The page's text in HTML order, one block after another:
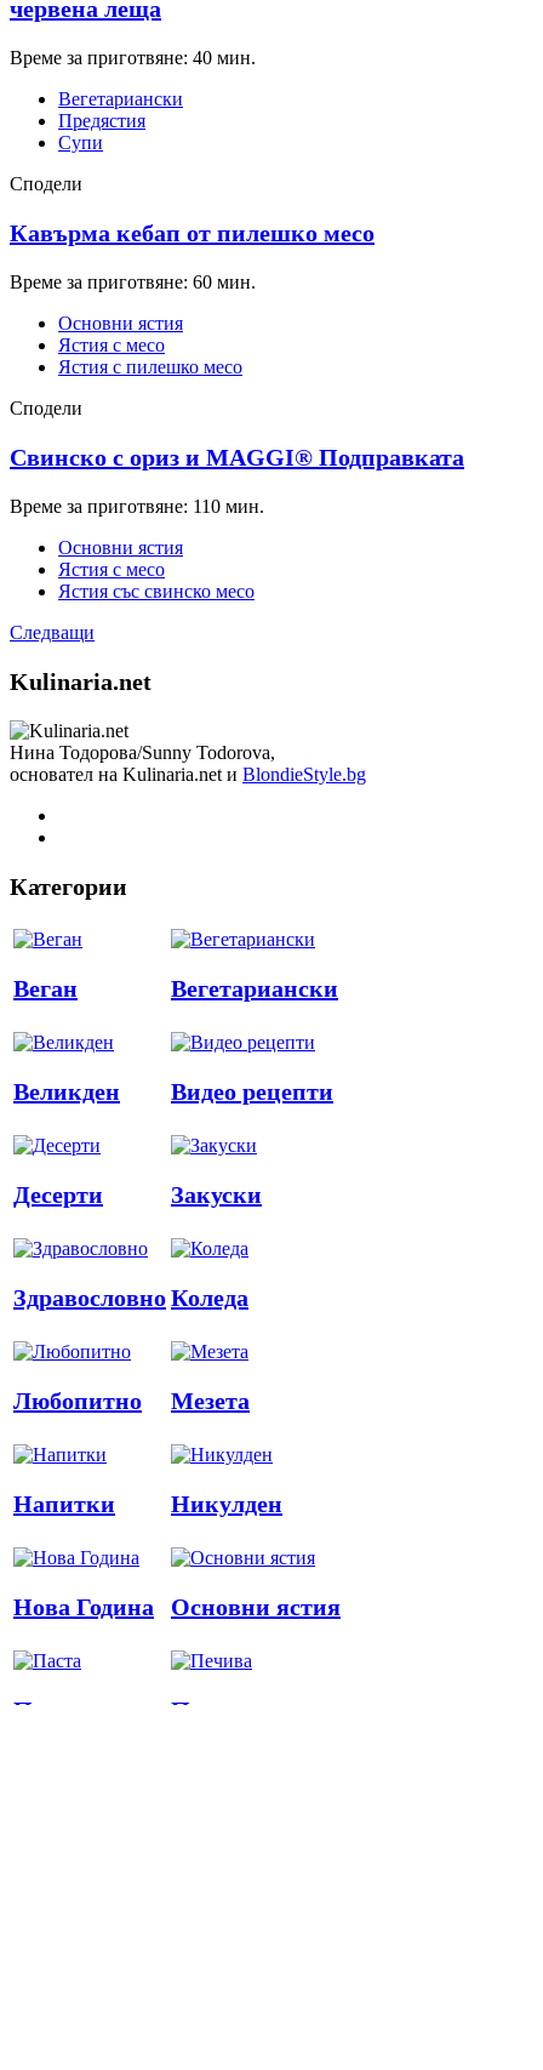
червена леща
Време за приготвяне: 40 мин.
Вегетариански
Предястия
Супи
Сподели
Кавърма кебап от пилешко месо
Време за приготвяне: 60 мин.
Основни ястия
Ястия с месо
Ястия с пилешко месо
Сподели
Свинско с ориз и MAGGI® Подправката
Време за приготвяне: 110 мин.
Основни ястия
Ястия с месо
Ястия със свинско месо
Следващи
Kulinaria.net
Нина Тодорова/Sunny Todorova,
основател на Kulinaria.net и BlondieStyle.bg
Категории
Веган Вегетариански
Великден Видео рецепти
Десерти Закуски
ЗдравословноКоледа
Любопитно Мезета
Напитки Никулден
Нова Година Основни ястия
Паста Печива